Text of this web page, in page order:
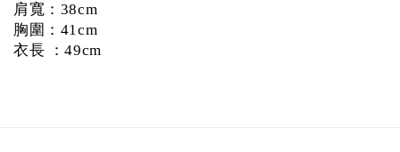
肩寬：38cm
胸圍：41cm
衣長 ：49cm